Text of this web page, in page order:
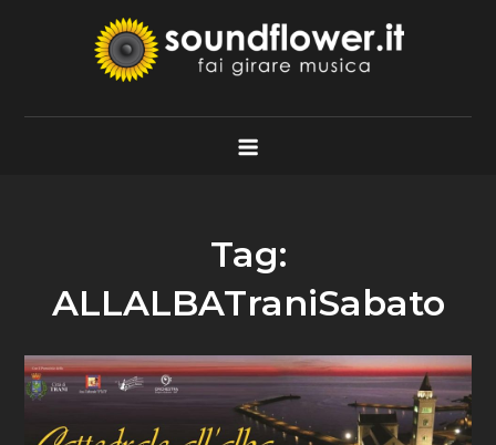
Soundflower.it
Fai Girare Musica
Tag:
ALLALBATraniSabato